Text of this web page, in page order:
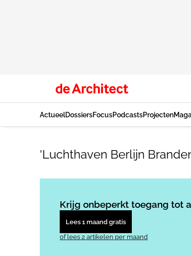
ActueelDossiersFocusPodcastsProjecten
'Luchthaven Berlijn
Krijg onbeperkt toegang tot
Lees 1 maand gratis
of lees 2 artikelen per maand